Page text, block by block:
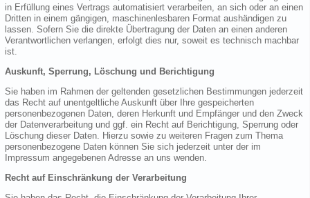
in Erfüllung eines Vertrags automatisiert verarbeiten, an sich oder an einen
Dritten in einem gängigen, maschinenlesbaren Format aushändigen zu
lassen. Sofern Sie die direkte Übertragung der Daten an einen anderen
Verantwortlichen verlangen, erfolgt dies nur, soweit es technisch machbar
ist.
Auskunft, Sperrung, Löschung und Berichtigung
Sie haben im Rahmen der geltenden gesetzlichen Bestimmungen jederzeit
das Recht auf unentgeltliche Auskunft über Ihre gespeicherten
personenbezogenen Daten, deren Herkunft und Empfänger und den Zweck
der Datenverarbeitung und ggf. ein Recht auf Berichtigung, Sperrung oder
Löschung dieser Daten. Hierzu sowie zu weiteren Fragen zum Thema
personenbezogene Daten können Sie sich jederzeit unter der im
Impressum angegebenen Adresse an uns wenden.
Recht auf Einschränkung der Verarbeitung